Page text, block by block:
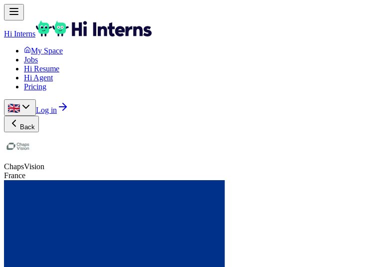
Hi Interns
My Space
Jobs
Hi Resume
Hi Agent
Pricing
Log in
Back
ChapsVision
France